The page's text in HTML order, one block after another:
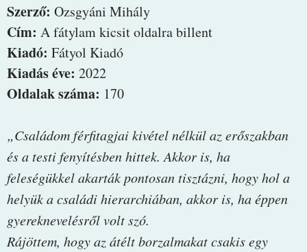
Szerző: Ozsgyáni Mihály
Cím: A fátylam kicsit oldalra billent
Kiadó: Fátyol Kiadó
Kiadás éve: 2022
Oldalak száma: 170
„Családom férfitagjai kivétel nélkül az erőszakban
és a testi fenyítésben hittek. Akkor is, ha
feleségükkel akarták pontosan tisztázni, hogy hol a
helyük a családi hierarchiában, akkor is, ha éppen
gyereknevelésről volt szó.
Rájöttem, hogy az átélt borzalmakat csakis egy